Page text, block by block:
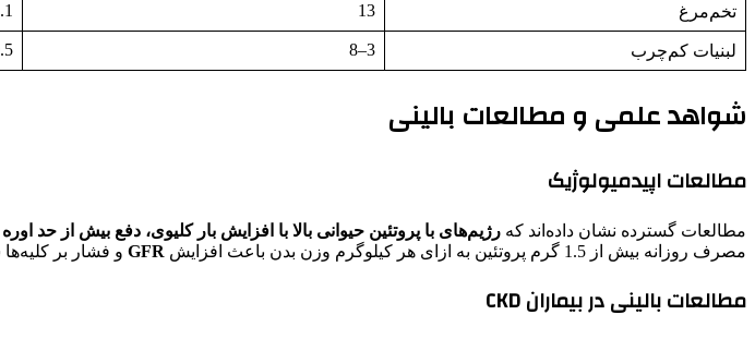
تخم‌مرغ 13
لبنیات کم‌چرب 3–8
شواهد علمی و مطالعات بالینی
مطالعات اپیدمیولوژیک
مطالعات گسترده نشان داده‌اند که رژیم‌های با پروتئین حیوانی بالا با افزایش بار کلیوی، دفع بیش از حد
مصرف روزانه بیش از 1.5 گرم پروتئین به ازای هر کیلوگرم وزن بدن باعث افزایش
GFR و فشار بر
مطالعات بالینی در بیماران CKD